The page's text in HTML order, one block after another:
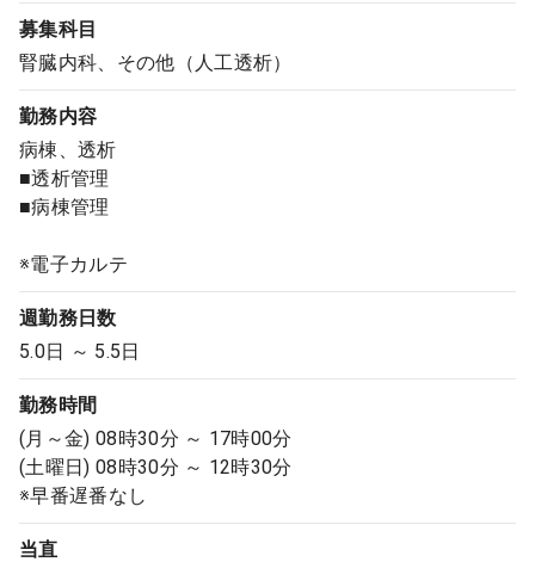
募集科目
腎臓内科、その他（人工透析）
勤務内容
病棟、透析
■透析管理
■病棟管理
※電子カルテ
週勤務日数
5.0日 ～ 5.5日
勤務時間
(月～金) 08時30分 ～ 17時00分
(土曜日) 08時30分 ～ 12時30分
※早番遅番なし
当直